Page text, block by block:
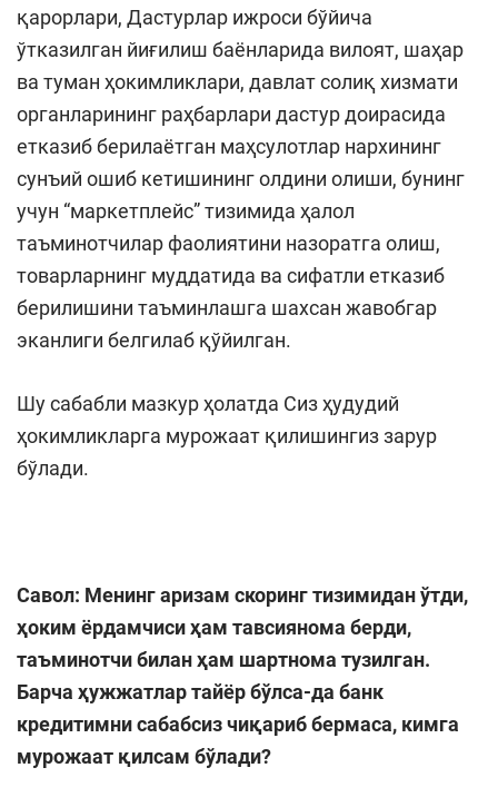
қарорлари, Дастурлар ижроси бўйича
ўтказилган йиғилиш баёнларида вилоят, шаҳар
ва туман ҳокимликлари, давлат солиқ хизмати
органларининг раҳбарлари дастур доирасида
етказиб берилаётган маҳсулотлар нархининг
сунъий ошиб кетишининг олдини олиши, бунинг
учун “маркетплейс” тизимида ҳалол
таъминотчилар фаолиятини назоратга олиш,
товарларнинг муддатида ва сифатли етказиб
берилишини таъминлашга шахсан жавобгар
эканлиги белгилаб қўйилган.
Шу сабабли мазкур ҳолатда Сиз ҳудудий
ҳокимликларга мурожаат қилишингиз зарур
бўлади.
Савол: Менинг аризам скоринг тизимидан ўтди,
ҳоким ёрдамчиси ҳам тавсиянома берди,
таъминотчи билан ҳам шартнома тузилган.
Барча ҳужжатлар тайёр бўлса-да банк
кредитимни сабабсиз чиқариб бермаса, кимга
мурожаат қилсам бўлади?